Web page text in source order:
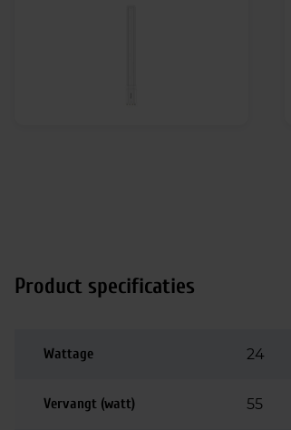
Product specificaties
Wattage 24
Vervangt (watt) 55